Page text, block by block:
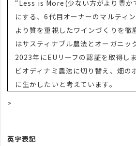
“Less is More(少ない方がより豊か
にする、6代目オーナーのマルティ
より質を重視したワインづくりを徹
はサスティナブル農法とオーガニッ
2023年にEUリーフの認証を取得し
ビオディナミ農法に切り替え、畑の
に生かしたいと考えています。
>
英字表記